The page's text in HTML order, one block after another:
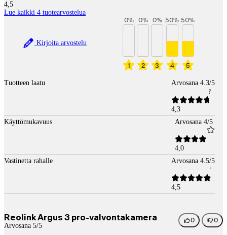
4,5
Lue kaikki 4 tuotearvostelua
Kirjoita arvostelu
1
0%
2
0%
3
0%
4
50%
5
50%
Tuotteen laatu Arvosana 4.3/5
4,3
Käyttömukavuus
Arvosana 4/5
4,0
Vastinetta rahalle
Arvosana 4.5/5
4,5
Reolink Argus 3 pro-valvontakamera
Arvosana 5/5
0 0